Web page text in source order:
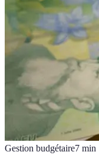
Gestion budgétaire7 min